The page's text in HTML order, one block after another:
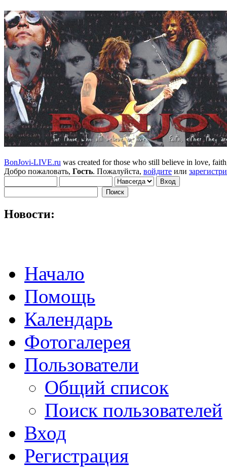
BonJovi-LIVE.ru was created for those who still believe in love,
Добро пожаловать, Гость. Пожалуйста, войдите или
Новости:
Начало
Помощь
Календарь
Фотогалерея
Пользователи
Общий список
Поиск пользователей
Вход
Регистрация